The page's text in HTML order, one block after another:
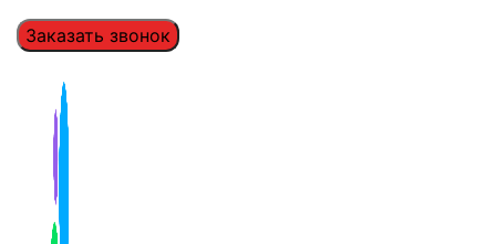
Заказать звонок